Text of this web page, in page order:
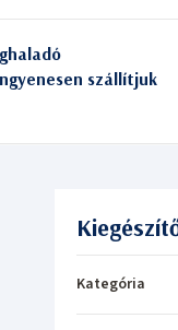
szállítjuk
Kategória